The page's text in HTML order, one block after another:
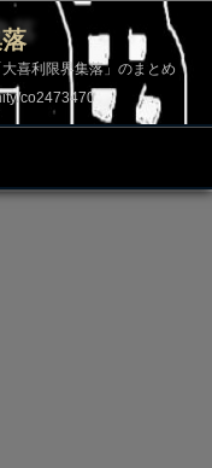
喜利限界集落」のまとめ
co2473470